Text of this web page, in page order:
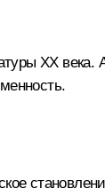
ХХ века.